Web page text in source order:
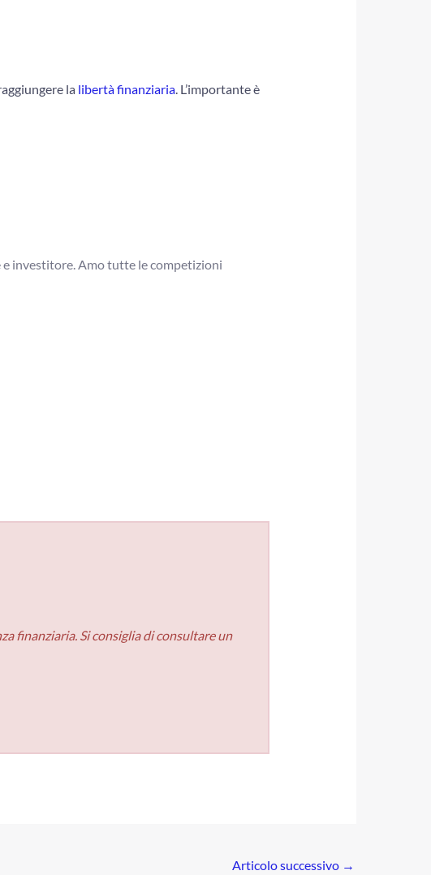
la libertà finanziaria. L’importante è
investitore. Amo tutte le competizioni
finanziaria. Si consiglia di consultare un
Articolo successivo →